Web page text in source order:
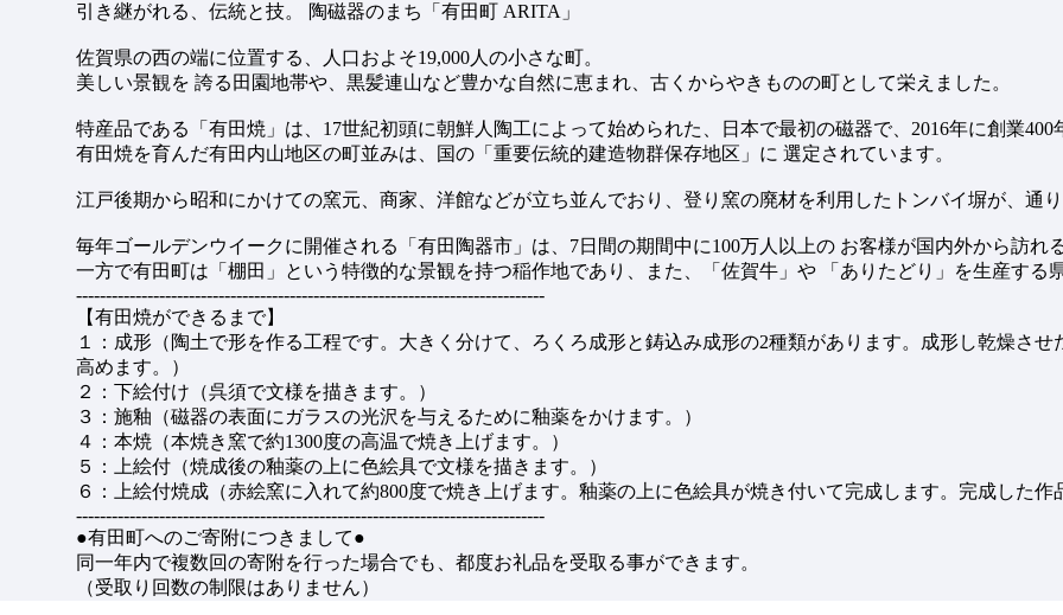
引き継がれる、伝統と技。 陶磁器のまち「有田町 ARITA」
佐賀県の西の端に位置する、人口およそ19,000人の小さな町。
美しい景観を 誇る田園地帯や、黒髪連山など豊かな自然に恵まれ、古くからやきものの町として栄えました。
特産品である「有田焼」は、17世紀初頭に朝鮮人陶工によって始められた、日本で最初の磁器で、2016年に創業400
有田焼を育んだ有田内山地区の町並みは、国の「重要伝統的建造物群保存地区」に 選定されています。
江戸後期から昭和にかけての窯元、商家、洋館などが立ち並んでおり、登り窯の廃材を利用したトンバイ塀が、通
毎年ゴールデンウイークに開催される「有田陶器市」は、7日間の期間中に100万人以上の お客様が国内外から訪れ
一方で有田町は「棚田」という特徴的な景観を持つ稲作地であり、また、「佐賀牛」や 「ありたどり」を生産する
-------------------------------------------------------------------------------
【有田焼ができるまで】
１：成形（陶土で形を作る工程です。大きく分けて、ろくろ成形と鋳込み成形の2種類があります。成形し乾燥さ
高めます。）
２：下絵付け（呉須で文様を描きます。）
３：施釉（磁器の表面にガラスの光沢を与えるために釉薬をかけます。）
４：本焼（本焼き窯で約1300度の高温で焼き上げます。）
５：上絵付（焼成後の釉薬の上に色絵具で文様を描きます。）
６：上絵付焼成（赤絵窯に入れて約800度で焼き上げます。釉薬の上に色絵具が焼き付いて完成します。完成した
-------------------------------------------------------------------------------
●有田町へのご寄附につきまして●
同一年内で複数回の寄附を行った場合でも、都度お礼品を受取る事ができます。
（受取り回数の制限はありません）